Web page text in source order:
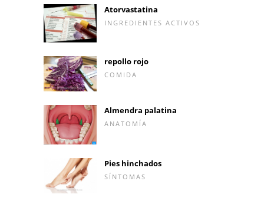
Atorvastatina
INGREDIENTES ACTIVOS
repollo rojo
COMIDA
Almendra palatina
ANATOMÍA
Pies hinchados
SÍNTOMAS